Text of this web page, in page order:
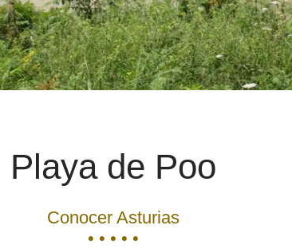
Playa de Poo
Conocer Asturias
• • • • •